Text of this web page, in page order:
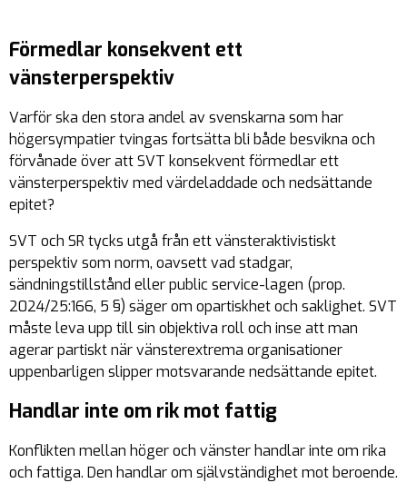
Förmedlar konsekvent ett
vänsterperspektiv
Varför ska den stora andel av svenskarna som har
högersympatier tvingas fortsätta bli både besvikna och
förvånade över att SVT konsekvent förmedlar ett
vänsterperspektiv med värdeladdade och nedsättande
epitet?
SVT och SR tycks utgå från ett vänsteraktivistiskt
perspektiv som norm, oavsett vad stadgar,
sändningstillstånd eller public service-lagen (prop.
2024/25:166, 5 §) säger om opartiskhet och saklighet. SVT
måste leva upp till sin objektiva roll och inse att man
agerar partiskt när vänsterextrema organisationer
uppenbarligen slipper motsvarande nedsättande epitet.
Handlar inte om rik mot fattig
Konflikten mellan höger och vänster handlar inte om rika
och fattiga. Den handlar om självständighet mot beroende.